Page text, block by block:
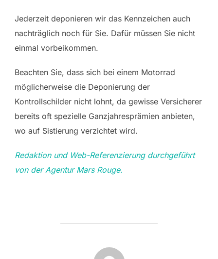
Jederzeit deponieren wir das Kennzeichen auch
nachträglich noch für Sie. Dafür müssen Sie nicht
einmal vorbeikommen.
Beachten Sie, dass sich bei einem Motorrad
möglicherweise die Deponierung der
Kontrollschilder nicht lohnt, da gewisse Versicherer
bereits oft spezielle Ganzjahresprämien anbieten,
wo auf Sistierung verzichtet wird.
Redaktion und Web-Referenzierung durchgeführt
von der Agentur Mars Rouge.
POST AUTHOR